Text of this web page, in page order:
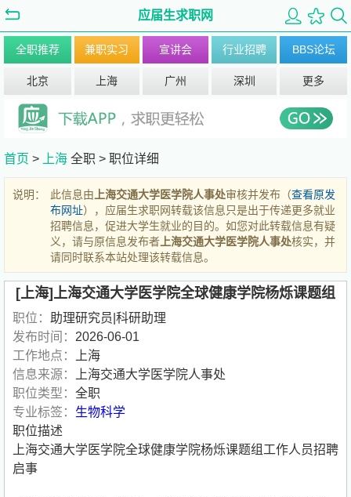
应届生求职网
全职推荐 兼职实习 宣讲会 行业招聘 BBS论坛
北京 上海 广州 深圳 更多
首页 > 上海 全职 > 职位详细
说明： 此信息由上海交通大学医学院人事处审核并发布（查看原发
布网址），应届生求职网转载该信息只是出于传递更多就业
招聘信息，促进大学生就业的目的。如您对此转载信息有疑
义，请与原信息发布者上海交通大学医学院人事处核实，并
请同时联系本站处理该转载信息。
[上海]上海交通大学医学院全球健康学院杨烁课题组
职位： 助理研究员|科研助理
发布时间： 2026-06-01
工作地点：
上海
信息来源：
上海交通大学医学院人事处
职位类型： 全职
专业标签： 生物科学
职位描述
上海交通大学医学院全球健康学院杨烁课题组工作人员招聘
启事